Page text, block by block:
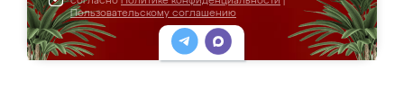
Пользовательскому соглашению